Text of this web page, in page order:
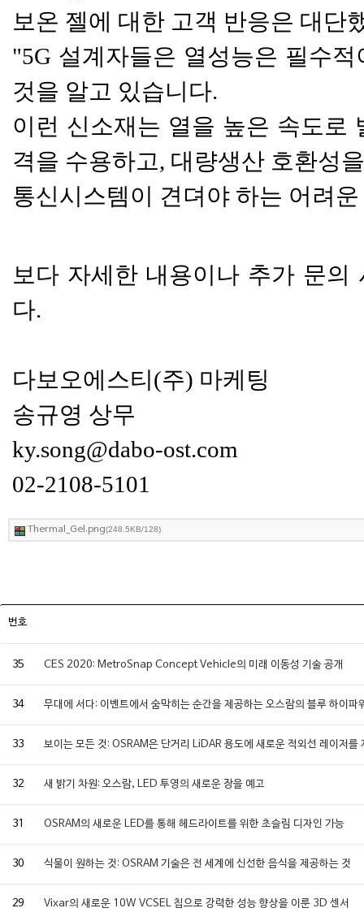
보온 젤에 대한 고객 반응은 대
"5G 설계자들은 열성능은 필수
것을 알고 있습니다.
이런 신소재는 열을 높은 속도로
격을 수용하고, 대량생산 호환성
통신시스템이 견뎌야 하는 어려
보다 자세한 내용이나 추가 문의
다.
다보오에스티(주) 마케팅
송규영 상무
ky.song@dabo-ost.com
02-2108-5101
Thermal_Gel.png(248.5KB/128)
번호
35 CES 2020: MetroSnap Concept Vehicle의 미래 이동성 기술 공개
34 무대에 서다: 이벤트에서 숨막히는 순간을 제공하는 오스람의 블루 하이파
33 보이는 모든 것: OSRAM은 단거리 LiDAR 용도에 새로운 적외선 레이저를
32 새 밝기 차원: 오스람, LED 투영의 새로운 장을 예고
31 OSRAM의 새로운 LED를 통해 헤드라이트를 위한 초슬림 디자인 가능
30 식물이 원하는 것: OSRAM 기술은 전 세계에 신선한 음식을 제공하는 것
29 Vixar의 새로운 10W VCSEL 칩으로 강력한 성능 향상을 이룬 3D 센서